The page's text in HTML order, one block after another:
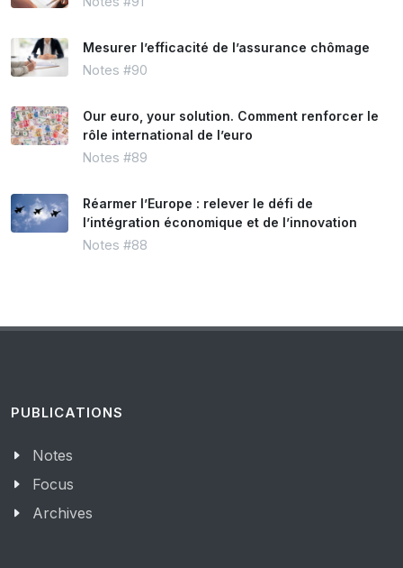
Mesurer l’efficacité de l’assurance chômage
Notes #90
Our euro, your solution. Comment renforcer le
rôle international de l’euro
Notes #89
Réarmer l’Europe : relever le défi de
l’intégration économique et de l’innovation
Notes #88
PUBLICATIONS
Notes
Focus
Archives